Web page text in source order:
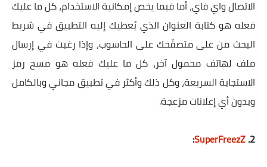
الاتصال واي فاي، أما فيما يخص إمكانية الاستخدام، كل ما عليك
فعله هو كتابة العنوان الذي يُعطيك إليه التطبيق في شريط
البحث من على متصفّحك على الحاسوب، وإذا رغبت في إرسال
ملف لهاتف محمول آخر، كل ما عليك فعله هو مسح رمز
الاستجابة السريعة، وكل ذلك وأكثر في تطبيق مجاني وبالكامل
وبدون أي إعلانات مزعجة.
2.
SuperFreezZ
: